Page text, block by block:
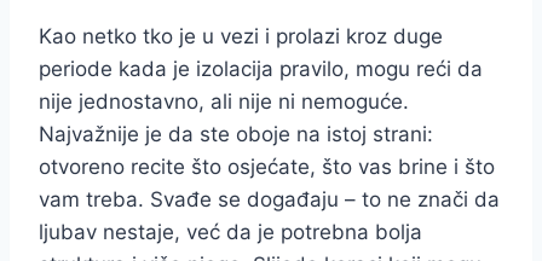
Kao netko tko je u vezi i prolazi kroz duge
periode kada je izolacija pravilo, mogu reći da
nije jednostavno, ali nije ni nemoguće.
Najvažnije je da ste oboje na istoj strani:
otvoreno recite što osjećate, što vas brine i što
vam treba. Svađe se događaju – to ne znači da
ljubav nestaje, već da je potrebna bolja